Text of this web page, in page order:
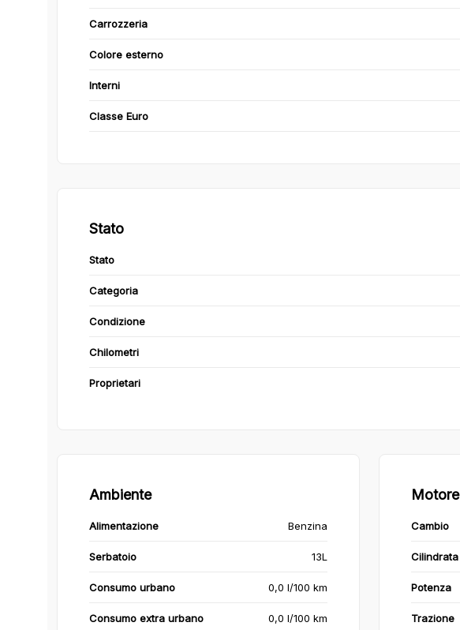
Carrozzeria
Colore esterno
Interni
Classe Euro
Stato
Stato
Categoria
Condizione
Chilometri
Proprietari
Ambiente
Alimentazione Benzina
Serbatoio 13L
Consumo urbano 0,0 l/100 km
Consumo extra urbano 0,0 l/100 km
Motore
Cambio
Cilindrata
Potenza
Trazione